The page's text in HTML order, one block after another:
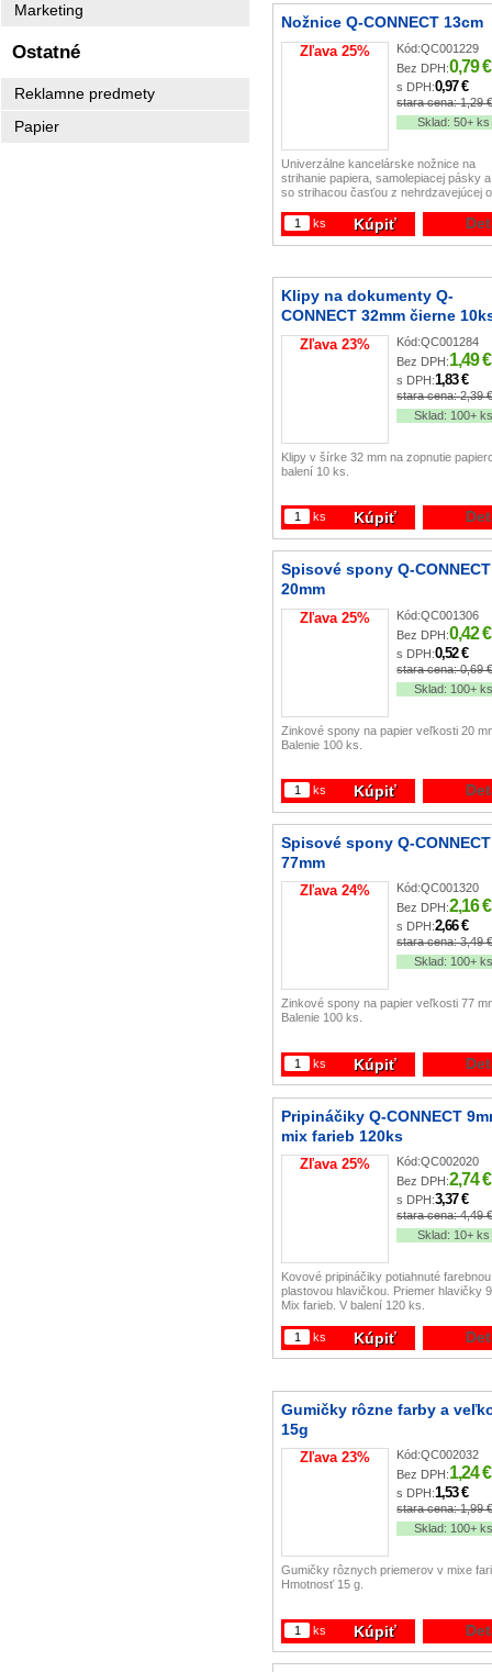
Marketing
Ostatné
Reklamne predmety
Papier
Nožnice Q-CONNECT 13cm
Zľava25% Kód:QC001229
Bez DPH:0,79 €
s DPH:0,97 €
stara cena:1,29
Sklad:50+ ks
Univerzálne kancelárske nožnice na
strihanie papiera, samolepiacej pásky
so strihacou časťou z nehrdzavejúcej
ks
Kúpiť
Klipy na dokumenty Q-
CONNECT 32mm čierne
Zľava23% Kód:QC001284
Bez DPH:1,49 €
s DPH:1,83 €
stara cena:2,39
Sklad: 100+
Klipy v šírke 32 mm na zopnutie
balení 10 ks.
ks Kúpiť
Spisové spony Q-CONNECT
20mm
Zľava25% Kód:QC001306
Bez DPH:0,42 €
s DPH:0,52 €
stara cena:0,69
Sklad: 100+
Zinkové spony na papier veľkosti 20
Balenie 100 ks.
ks Kúpiť
Spisové spony Q-CONNECT
77mm
Zľava24% Kód:QC001320
Bez DPH:2,16 €
s DPH:2,66 €
stara cena:3,49
Sklad: 100+
Zinkové spony na papier veľkosti 77
Balenie 100 ks.
ks Kúpiť
Pripináčiky Q-CONNECT
mix farieb 120ks
Zľava25% Kód:QC002020
Bez DPH:2,74 €
s DPH:3,37 €
stara cena:4,49
Sklad: 10+ ks
Kovové pripináčiky potiahnuté farebnou
plastovou hlavičkou. Priemer hlavičky
Mix farieb. V balení 120 ks.
ks Kúpiť
Gumičky rôzne farby a
15g
Zľava23% Kód:QC002032
Bez DPH:1,24 €
s DPH:1,53 €
stara cena:1,99
Sklad: 100+
Gumičky rôznych priemerov v mixe
Hmotnosť 15 g.
ks Kúpiť